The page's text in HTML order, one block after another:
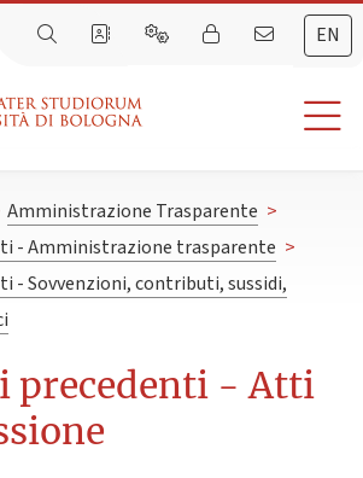
EN
Amministrazione Trasparente >
- Amministrazione trasparente >
- Sovvenzioni, contributi, sussidi,
precedenti - Atti